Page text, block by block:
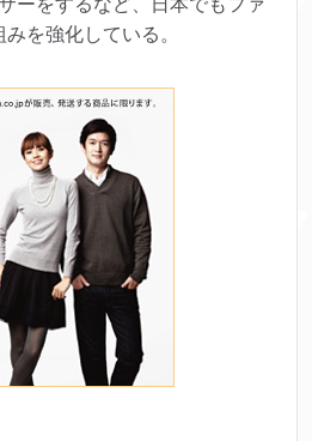
ーをするなど、日本でもファ
を強化している。